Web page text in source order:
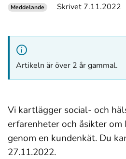
Meddelande Skrivet 7.11.2022
Artikeln är över 2 år gammal.
Vi kartlägger social- och
erfarenheter och åsikter
genom en kundenkät. Du
27.11.2022.